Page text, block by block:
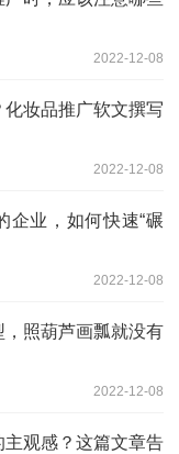
2022-12-08
妆品推广软文撰写
2022-12-08
企业，如何快速“碾
2022-12-08
照葫芦画瓢就没有
2022-12-08
观感？这篇文章告